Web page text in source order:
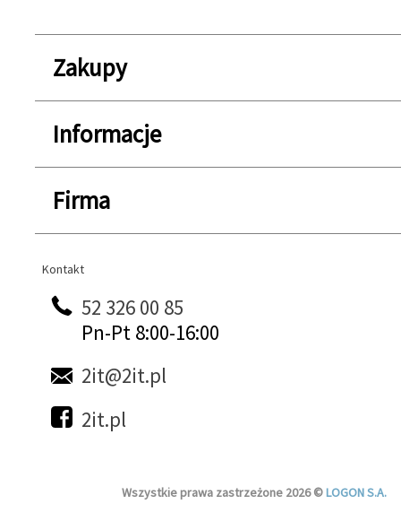
Zakupy
Informacje
Firma
Kontakt
Kontakt
52 326 00 85
Pn-Pt 8:00-16:00
2it@2it.pl
2it.pl
Wszystkie prawa zastrzeżone 2026 ©LOGON S.A.